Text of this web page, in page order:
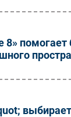
8»
выбирает